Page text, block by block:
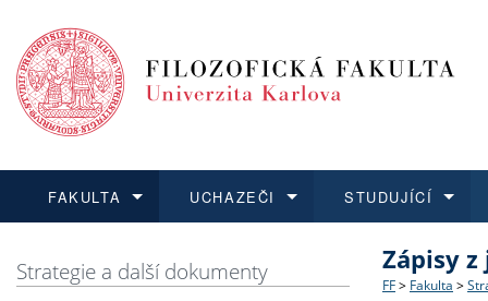
FAKULTA
Struktura
UCHAZEČI
Co
STUDUJÍCÍ
O vědě a
Aktuální
Strategie a další dokumenty Zápisy
FF > Fakulta >